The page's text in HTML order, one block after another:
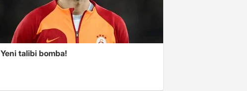
Yeni talibi bomba!